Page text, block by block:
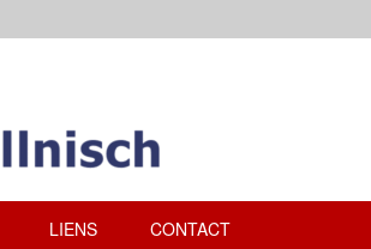
LIENS CONTACT